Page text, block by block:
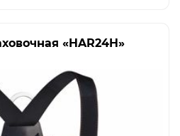
«HAR24H»